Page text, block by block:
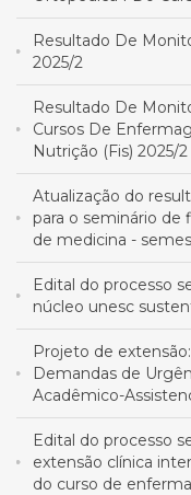
Resultado De
2025/2
Resultado De
Cursos De
Nutrição (Fis) 2025/2
Atualização do
para o seminário de
de medicina -
Edital do processo
núcleo unesc
Projeto de
Demandas de
Acadêmico-
Edital do processo
extensão clínica
do curso de